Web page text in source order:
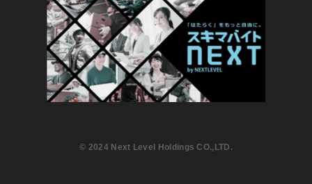
©︎ 2024 Next Level Holdings CO.,LTD.